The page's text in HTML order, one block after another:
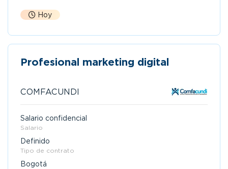
Hoy
Profesional marketing digital
COMFACUNDI
Salario confidencial
Salario
Definido
Tipo de contrato
Bogotá